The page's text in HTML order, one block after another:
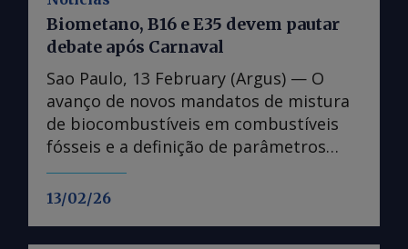
13/02/26
Biometano, B16 e E35 devem pautar
debate após Carnaval
Sao Paulo, 13 February (Argus) — O
avanço de novos mandatos de mistura
de biocombustíveis em combustíveis
fósseis e a definição de parâmetros
fundamentais para o funcionamento do
mercado de biometano devem ser